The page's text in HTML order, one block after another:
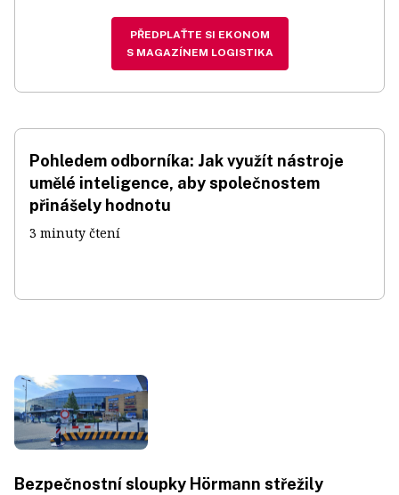
PŘEDPLAŤTE SI EKONOM
S MAGAZÍNEM LOGISTIKA
Pohledem odborníka: Jak využít nástroje
umělé inteligence, aby společnostem
přinášely hodnotu
3 minuty čtení
Bezpečnostní sloupky Hörmann střežily